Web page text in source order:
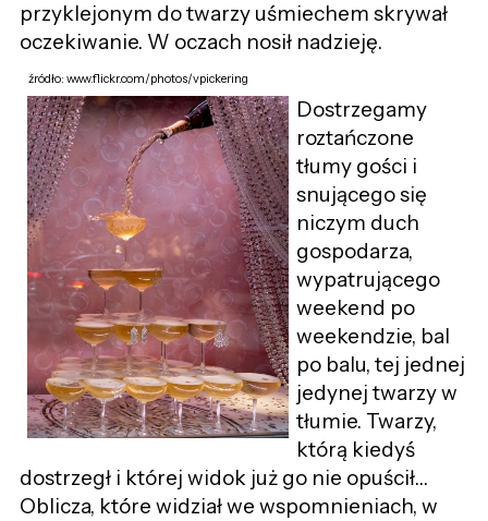
przyklejonym do twarzy uśmiechem skrywał
oczekiwanie. W oczach nosił nadzieję.
źródło: www.flickr.com/photos/vpickering
Dostrzegamy
roztańczone
tłumy gości i
snującego się
niczym duch
gospodarza,
wypatrującego
weekend po
weekendzie, bal
po balu, tej jednej
jedynej twarzy w
tłumie. Twarzy,
którą kiedyś
dostrzegł i której widok już go nie opuścił…
Oblicza, które widział we wspomnieniach, w